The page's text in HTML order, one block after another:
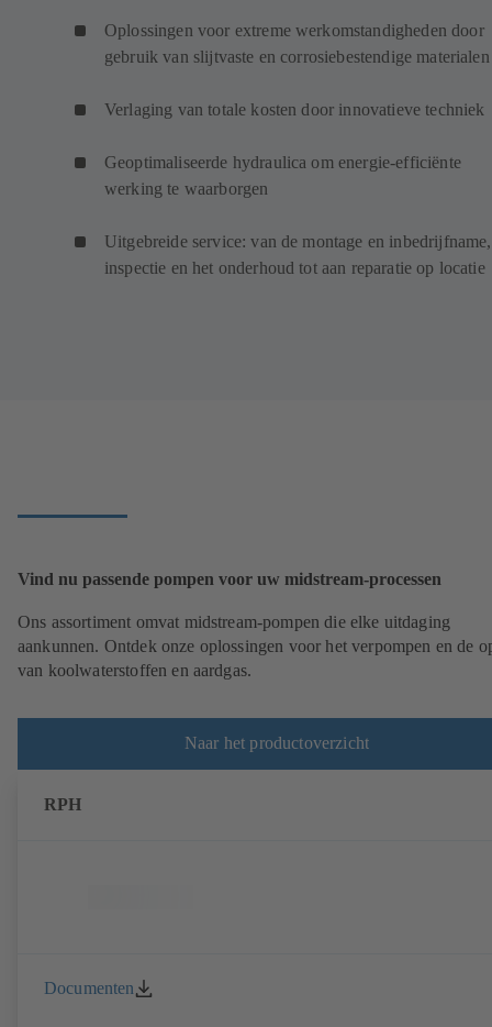
Oplossingen voor extreme werkomstandigheden door
gebruik van slijtvaste en corrosiebestendige
Verlaging van totale kosten door innovatieve techniek
Geoptimaliseerde hydraulica om energie-efficiënte
werking te waarborgen
Uitgebreide service: van de montage en
inspectie en het onderhoud tot aan reparatie op locatie
Vind nu passende pompen voor uw midstream-processen
Ons assortiment omvat midstream-pompen die elke uitdaging
aankunnen. Ontdek onze oplossingen voor het verpompen en de
van koolwaterstoffen en aardgas.
Naar het productoverzicht
RPH
Documenten